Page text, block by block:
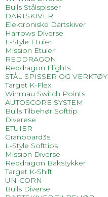
Bulls Stålspisser
DARTSKIVER
Elektroniske Dartskiver
Harrows Diverse
L-Style Etuier
Mission Etuier
REDDRAGON
Reddragon Flights
STÅL SPISSER OG VERKTØY
Target K-Flex
Winmau Switch Points
AUTOSCORE SYSTEM
Bulls Tilbehør Softtip
Diverese
ETUIER
Granboard3s
L-Style Softtips
Mission Diverse
Reddragon Bakstykker
Target K-Shift
UNICORN
Bulls Diverse